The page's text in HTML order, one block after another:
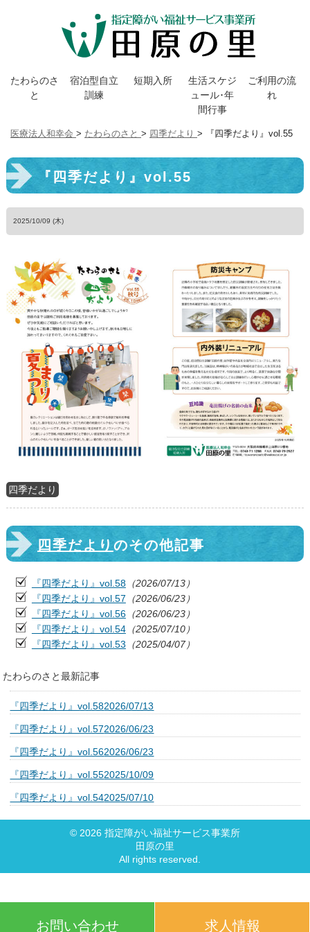
お問い合わせ 求人情報
たわらのさ
と
宿泊型自立
訓練
短期入所
生活スケジ
ュール･年
間行事
ご利用の流
れ
医療法人和幸会 > たわらのさと > 四季だより > 『四季だより』vol.55
『四季だより』vol.55
2025/10/09 (木)
四季だより
四季だより のその他記事
『四季だより』vol.58（2026/07/13）
『四季だより』vol.57 （2026/06/23）
『四季だより』vol.56（2026/06/23）
『四季だより』vol.54（2025/07/10）
『四季だより』vol.53 （2025/04/07）
たわらのさと最新記事
『四季だより』vol.582026/07/13
『四季だより』vol.572026/06/23
『四季だより』vol.562026/06/23
『四季だより』vol.552025/10/09
『四季だより』vol.542025/07/10
© 2026 指定障がい福祉サービス事業所
田原の里
All rights reserved.